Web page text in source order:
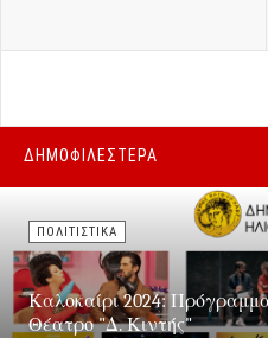
ΔΗΜΟΦΙΛΕΣΤΕΡΑ
ΠΟΛΙΤΙΣΤΙΚΑ
Καλοκαίρι 2024:
Θέατρο "Δ. Κιντής"